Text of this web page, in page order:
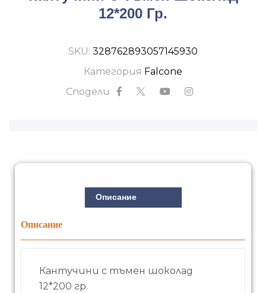
12*200 Гр.
SKU: 328762893057145930
Категория Falcone
Сподели
Описание
Описание
Кантучини с тъмен шоколад
12*200 гр.